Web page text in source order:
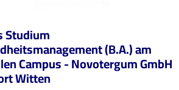
Studium
(B.A.) am
Campus - Novotergum GmbH
Witten